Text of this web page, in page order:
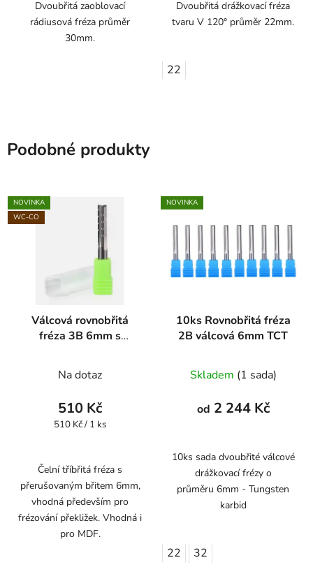
Dvoubřitá zaoblovací
rádiusová fréza průměr
30mm.
Dvoubřitá drážkovací fréza
tvaru V 120° průměr 22mm.
22
Podobné produkty
NOVINKA
WC-CO
Válcová rovnobřitá
fréza 3B 6mm s
Na dotaz
510 Kč
Měrná
510 Kč / 1 ks
Čelní tříbřitá fréza s
přerušovaným břitem 6mm,
vhodná především pro
frézování překližek. Vhodná i
pro MDF.
NOVINKA
10ks Rovnobřitá fréza
2B válcová 6mm TCT
Skladem (1 sada)
od 2 244 Kč
10ks sada dvoubřité válcové
drážkovací frézy o
průměru 6mm - Tungsten
karbid
22 32